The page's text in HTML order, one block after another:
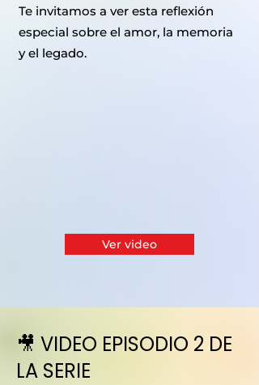
Te invitamos a ver esta reflexión
especial sobre el amor, la memoria
y el legado.
Ver video
🎥 VIDEO EPISODIO 2 DE
LA SERIE